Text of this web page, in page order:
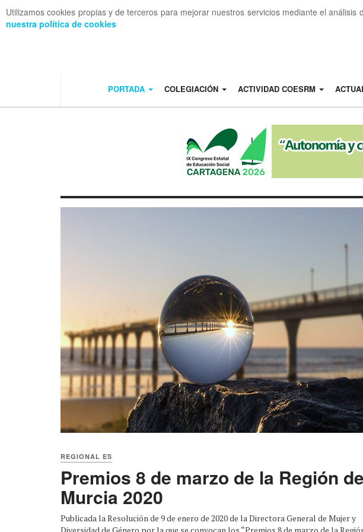
Utilizamos cookies propias y de terceros para mejorar nuestros servicios mediante el
nuestra política de cookies
PORTADA COLEGIACIÓN ACTIVIDAD COESRM
REGIONAL ES
Premios 8 de marzo de la Región de
Murcia 2020
Publicada la Resolución de 9 de enero de 2020 de la Directora General de Mujer y